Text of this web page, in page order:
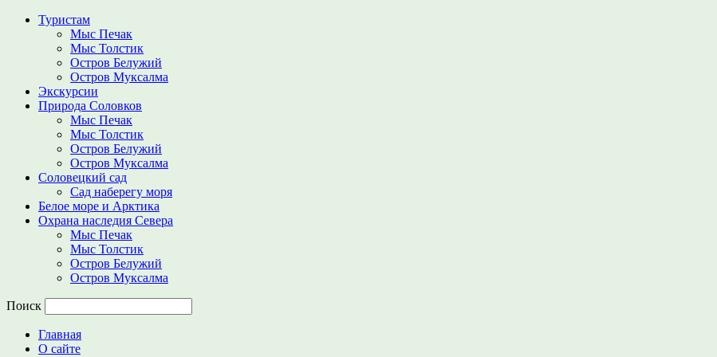
Туристам
Мыс Печак
Мыс Толстик
Остров Белужий
Остров Муксалма
Экскурсии
Природа Соловков
Мыс Печак
Мыс Толстик
Остров Белужий
Остров Муксалма
Соловецкий сад
Сад наберегу моря
Белое море и Арктика
Охрана наследия Севера
Мыс Печак
Мыс Толстик
Остров Белужий
Остров Муксалма
Поиск
Главная
О сайте